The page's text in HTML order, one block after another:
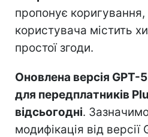
пропонує
користувача містить
простої згоди.
Оновлена версія GPT-
для передплатників
відсьогодні.
модифікація від